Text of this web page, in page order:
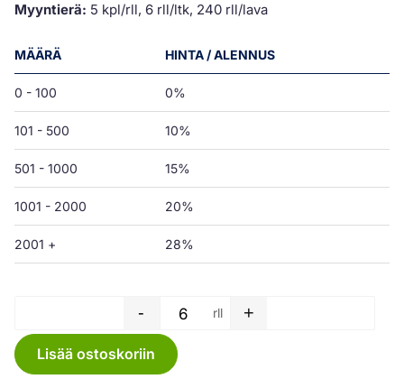
Myyntierä: 5 kpl/rll, 6 rll/ltk, 240 rll/lava
MÄÄRÄ HINTA / ALENNUS
0 - 100 0%
101 - 500 10%
501 - 1000 15%
1001 - 2000 20%
2001 + 28%
Biopussi - 1300 L -
- rll +
Lisää ostoskoriin